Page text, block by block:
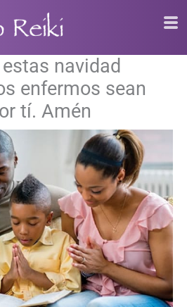
navidad
enfermos sean
tí. Amén